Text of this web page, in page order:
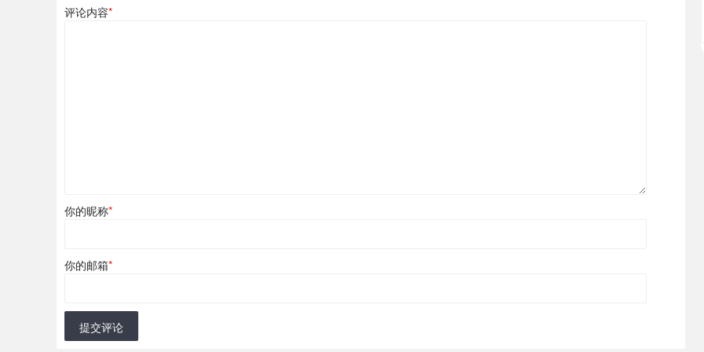
评论内容*
你的昵称*
你的邮箱*
提交评论